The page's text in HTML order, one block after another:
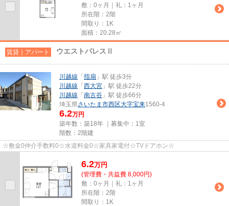
敷：0ヶ月｜礼：1ヶ月
所在階：2階
間取り：1K
面積：20.28㎡
賃貸｜アパート ウエストパレスⅡ
川越線 「 指扇 」駅 徒歩3分
川越線 「 西大宮 」駅 徒歩22分
川越線 「 南古谷 」駅 徒歩66分
埼玉県さいたま市西区大字宝来1560-4
6.2万円
築年数：築18年 ｜募集中： 1室
階数：2階建
☆敷金0仲介手数料0☆水道料金0☆家具家電付☆TVドアホン☆
6.2万円
(管理費・共益費 8,000円)
敷：0ヶ月｜礼：1ヶ月
所在階：2階
間取り：1K